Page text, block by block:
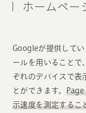
ホームペー
Googleが提供してい
ールを用いることで
ぞれのデバイスで表
とができます。 Page
示速度を測定するこ